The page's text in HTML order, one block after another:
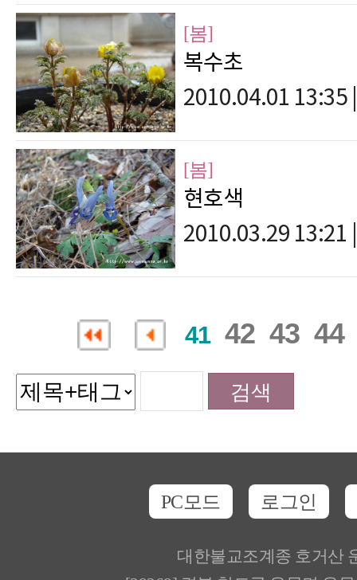
[봄]
복수초
2010.04.01 13:35
[봄]
현호색
2010.03.29 13:21
41 42 43 44
PC모드 로그인
대한불교조계종 호거산